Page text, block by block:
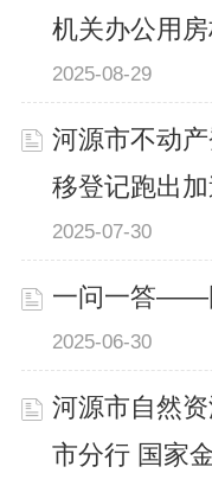
机关办公用
2025-08-29
河源市不动
移登记跑出
2025-07-30
一问一答——
2025-06-30
河源市自然
市分行 国家